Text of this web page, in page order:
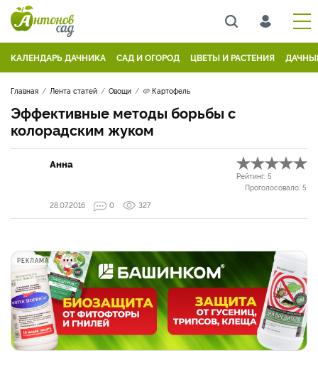
КАЛЕНДАРЬ ДАЧНИКА САД И ОГОРОД ЦВЕТЫ И РАСТЕНИЯ
Главная Лента статей Овощи 🥔 Картофель
Эффективные методы борьбы с
колорадским жуком
Анна
Рейтинг: 5
Проголосовало: 5
28.07.2016
0 327
РЕКЛАМА